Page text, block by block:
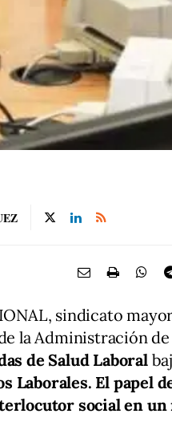
sindicato
la Administración
de Salud Laboral
Laborales. El papel
social en